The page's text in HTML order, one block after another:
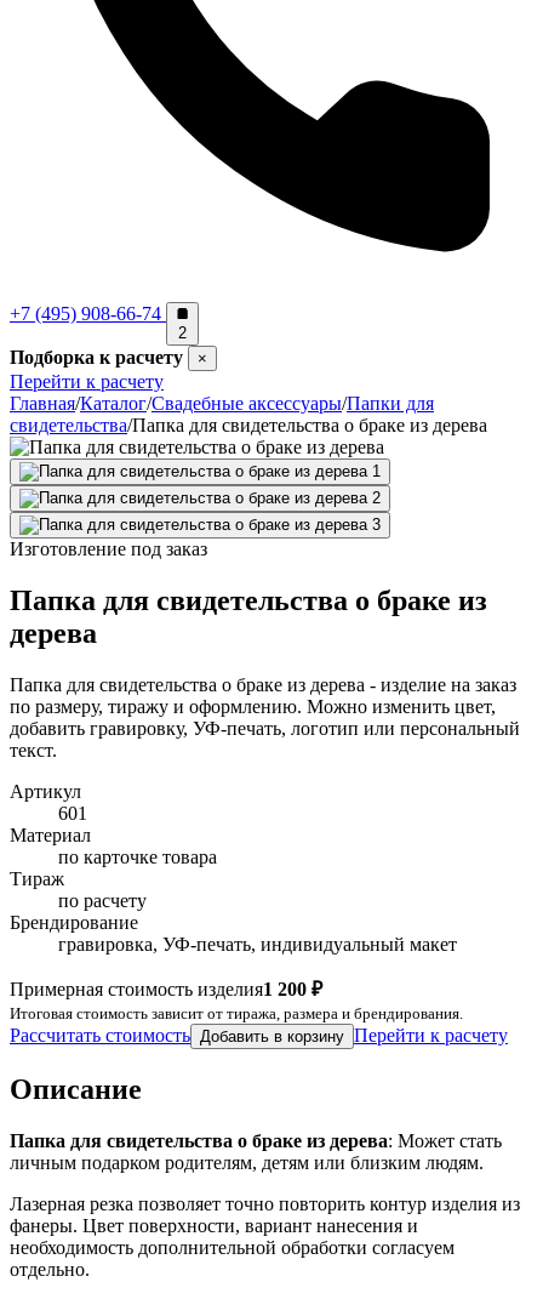
+7 (495) 908-66-74
2
Подборка к расчету ×
Перейти к расчету
Главная/Каталог/Свадебные аксессуары/Папки для
свидетельства/Папка для свидетельства о браке из дерева
Изготовление под заказ
Папка для свидетельства о браке из
дерева
Папка для свидетельства о браке из дерева - изделие на заказ
по размеру, тиражу и оформлению. Можно изменить цвет,
добавить гравировку, УФ-печать, логотип или персональный
текст.
Артикул
601
Материал
по карточке товара
Тираж
по расчету
Брендирование
гравировка, УФ-печать, индивидуальный макет
Примерная стоимость изделия1 200 ₽
Итоговая стоимость зависит от тиража, размера и брендирования.
Рассчитать стоимость Добавить в корзину Перейти к расчету
Описание
Папка для свидетельства о браке из дерева: Может стать
личным подарком родителям, детям или близким людям.
Лазерная резка позволяет точно повторить контур изделия из
фанеры. Цвет поверхности, вариант нанесения и
необходимость дополнительной обработки согласуем
отдельно.